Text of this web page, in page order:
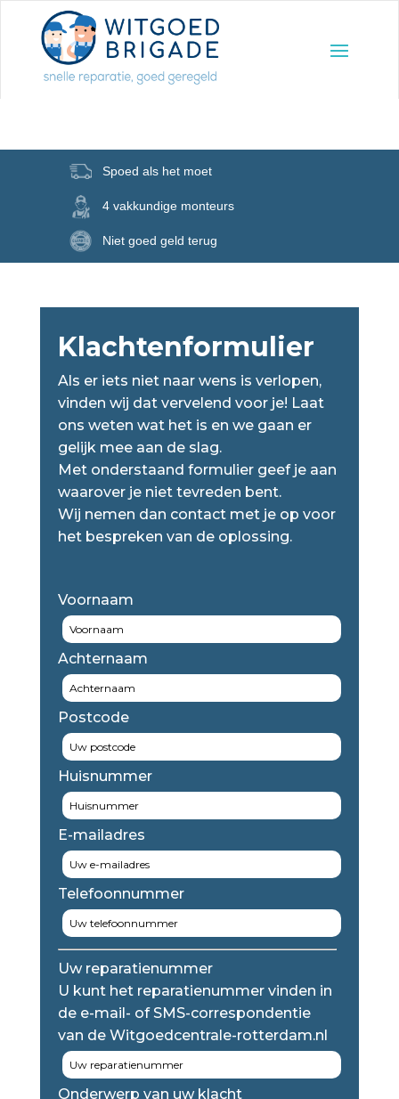
Spoed als het moet
4 vakkundige monteurs
Niet goed geld terug
Klachtenformulier
Als er iets niet naar wens is verlopen,
vinden wij dat vervelend voor je! Laat
ons weten wat het is en we gaan er
gelijk mee aan de slag.
Met onderstaand formulier geef je aan
waarover je niet tevreden bent.
Wij nemen dan contact met je op voor
het bespreken van de oplossing.
Voornaam
Achternaam
Postcode
Huisnummer
E-mailadres
Telefoonnummer
Uw reparatienummer
U kunt het reparatienummer vinden in
de e-mail- of SMS-correspondentie
van de Witgoedcentrale-rotterdam.nl
Onderwerp van uw klacht